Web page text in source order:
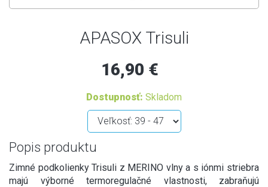
APASOX Trisuli
16,90 €
Dostupnosť: Skladom
Popis produktu
Zimné podkolienky Trisuli z MERINO vlny a s iónmi striebra
majú výborné termoregulačné vlastnosti, zabraňujú